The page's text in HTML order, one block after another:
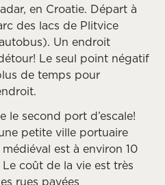
en Croatie. Départ à
des lacs de Plitvice
Un endroit
Le seul point négatif
de temps pour
le second port d’escale!
petite ville portuaire
est à environ 10
coût de la vie est très
rues pavées